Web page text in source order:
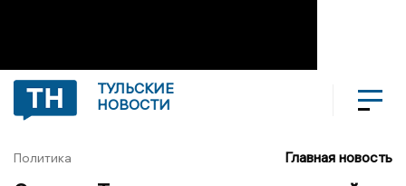
ТУЛЬСКИЕ
НОВОСТИ
Политика Главная новость